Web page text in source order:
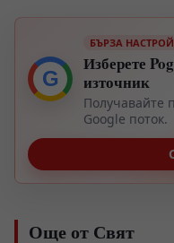
G
БЪРЗА
Изберете
източник
Получавайте
Google поток.
Още от Свят